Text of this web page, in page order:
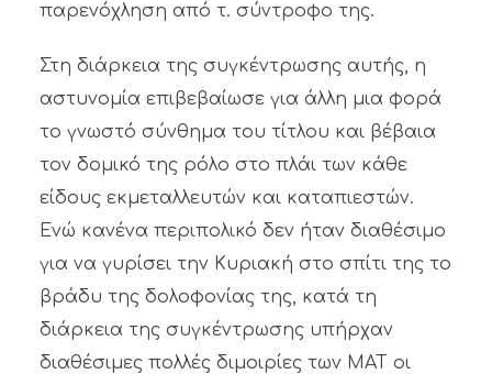
παρενόχληση από τ. σύντροφο της.
Στη διάρκεια της συγκέντρωσης αυτής, η
αστυνομία επιβεβαίωσε για άλλη μια φορά
το γνωστό σύνθημα του τίτλου και βέβαια
τον δομικό της ρόλο στο πλάι των κάθε
είδους εκμεταλλευτών και καταπιεστών.
Ενώ κανένα περιπολικό δεν ήταν διαθέσιμο
για να γυρίσει την Κυριακή στο σπίτι της το
βράδυ της δολοφονίας της, κατά τη
διάρκεια της συγκέντρωσης υπήρχαν
διαθέσιμες πολλές διμοιρίες των ΜΑΤ οι